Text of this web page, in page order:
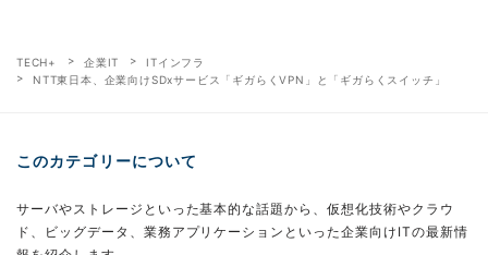
TECH+ 企業IT
ITインフラ
NTT東日本、企業向けSDxサービス「ギガらくVPN」と「ギガらくスイッチ」
このカテゴリーについて
サーバやストレージといった基本的な話題から、仮想化技術やクラウ
ド、ビッグデータ、業務アプリケーションといった企業向けITの最新情